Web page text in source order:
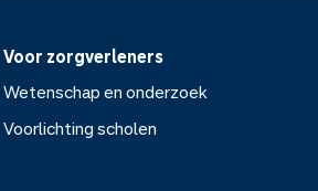
Voor zorgverleners
Wetenschap en onderzoek
Voorlichting scholen